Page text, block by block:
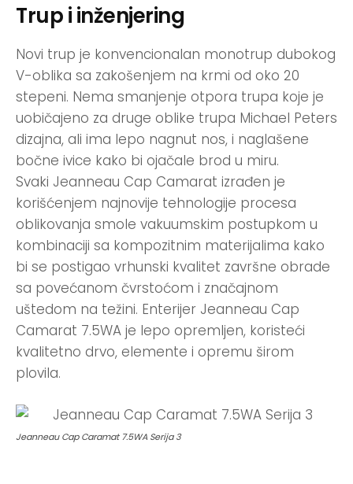
Trup i inženjering
Novi trup je konvencionalan monotrup dubokog
V-oblika sa zakošenjem na krmi od oko 20
stepeni. Nema smanjenje otpora trupa koje je
uobičajeno za druge oblike trupa Michael Peters
dizajna, ali ima lepo nagnut nos, i naglašene
bočne ivice kako bi ojačale brod u miru.
Svaki Jeanneau Cap Camarat izrađen je
korišćenjem najnovije tehnologije procesa
oblikovanja smole vakuumskim postupkom u
kombinaciji sa kompozitnim materijalima kako
bi se postigao vrhunski kvalitet završne obrade
sa povećanom čvrstoćom i značajnom
uštedom na težini. Enterijer Jeanneau Cap
Camarat 7.5WA je lepo opremljen, koristeći
kvalitetno drvo, elemente i opremu širom
plovila.
Jeanneau Cap Caramat 7.5WA Serija 3